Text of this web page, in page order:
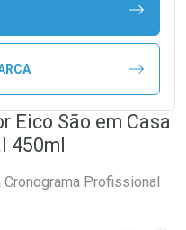
Eico São em Casa
450ml
Cronograma Profissional